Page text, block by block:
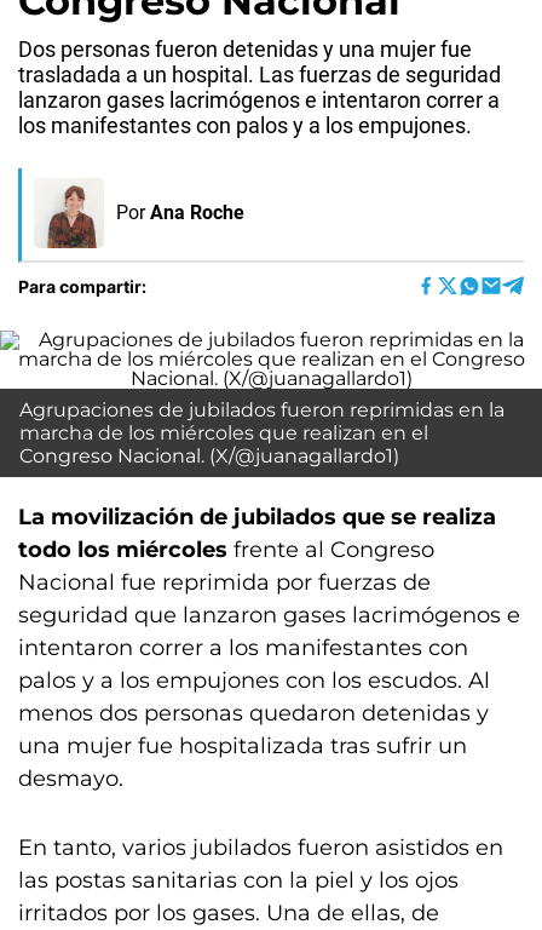
Dos personas fueron detenidas y una mujer fue
trasladada a un hospital. Las fuerzas de seguridad
lanzaron gases lacrimógenos e intentaron correr a
los manifestantes con palos y a los empujones.
Por Ana Roche
Para compartir:
Agrupaciones de jubilados fueron reprimidas en la
marcha de los miércoles que realizan en el
Congreso Nacional. (X/@juanagallardo1)
La movilización de jubilados que se realiza
todo los miércoles frente al Congreso
Nacional fue reprimida por fuerzas de
seguridad que lanzaron gases lacrimógenos e
intentaron correr a los manifestantes con
palos y a los empujones con los escudos. Al
menos dos personas quedaron detenidas y
una mujer fue hospitalizada tras sufrir un
desmayo.
En tanto, varios jubilados fueron asistidos en
las postas sanitarias con la piel y los ojos
irritados por los gases. Una de ellas, de